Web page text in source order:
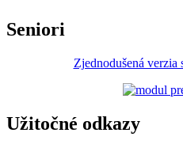
Seniori
Zjednodušená verzia
Užitočné odkazy